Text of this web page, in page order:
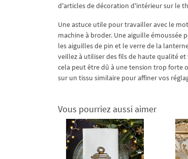
d'articles de décoration d'intérieur sur le
Une astuce utile pour travailler avec le
machine à broder. Une aiguille
les aiguilles de pin et le verre de la
veillez à utiliser des fils de haute qualité
cela peut être dû à une tension trop forte
sur un tissu similaire pour affiner vos
Vous pourriez aussi aimer